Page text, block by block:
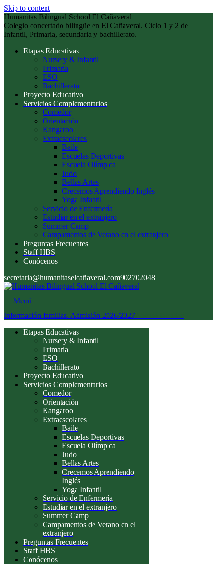
Skip to content
Humanitas Bilingual School El Cañaveral
Colegio concertado bilingüe en El Cañaveral. Ciclo 1 y 2 de
Infantil, Primaria, secundaria y bachillerato.
Etapas Educativas
Nursery & Infantil
Primaria
ESO
Bachillerato
Proyecto Educativo
Servicios Complementarios
Comedor
Orientación
Kangaroo
Extraescolares
Baile
Escuelas Deportivas
Escuela Olímpica
Judo
Bellas Artes
Crecemos Aprendiendo Inglés
Yoga Infantil
Servicio de Enfermería
Estudiar en el extranjero
Summer Camp
Campamentos de Verano en el extranjero
Preguntas Frecuentes
Staff HBS
Conócenos
secretaria@humanitaselcañaveral.com902702048
Menú
Información familias. Admisión 2026/2027
Etapas Educativas
Nursery & Infantil
Primaria
ESO
Bachillerato
Proyecto Educativo
Servicios Complementarios
Comedor
Orientación
Kangaroo
Extraescolares
Baile
Escuelas Deportivas
Escuela Olímpica
Judo
Bellas Artes
Crecemos Aprendiendo
Inglés
Yoga Infantil
Servicio de Enfermería
Estudiar en el extranjero
Summer Camp
Campamentos de Verano en el
extranjero
Preguntas Frecuentes
Staff HBS
Conócenos